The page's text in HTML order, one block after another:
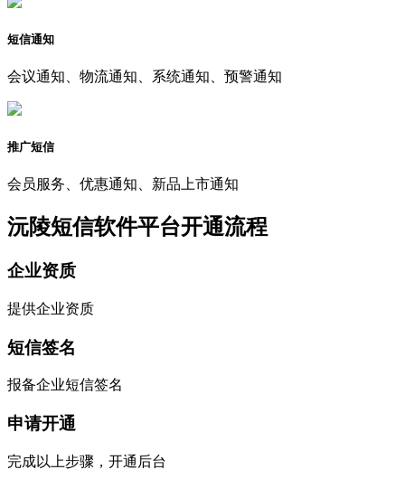
短信通知
会议通知、物流通知、系统通知、预警通知
推广短信
会员服务、优惠通知、新品上市通知
沅陵短信软件平台开通流程
企业资质
提供企业资质
短信签名
报备企业短信签名
申请开通
完成以上步骤，开通后台